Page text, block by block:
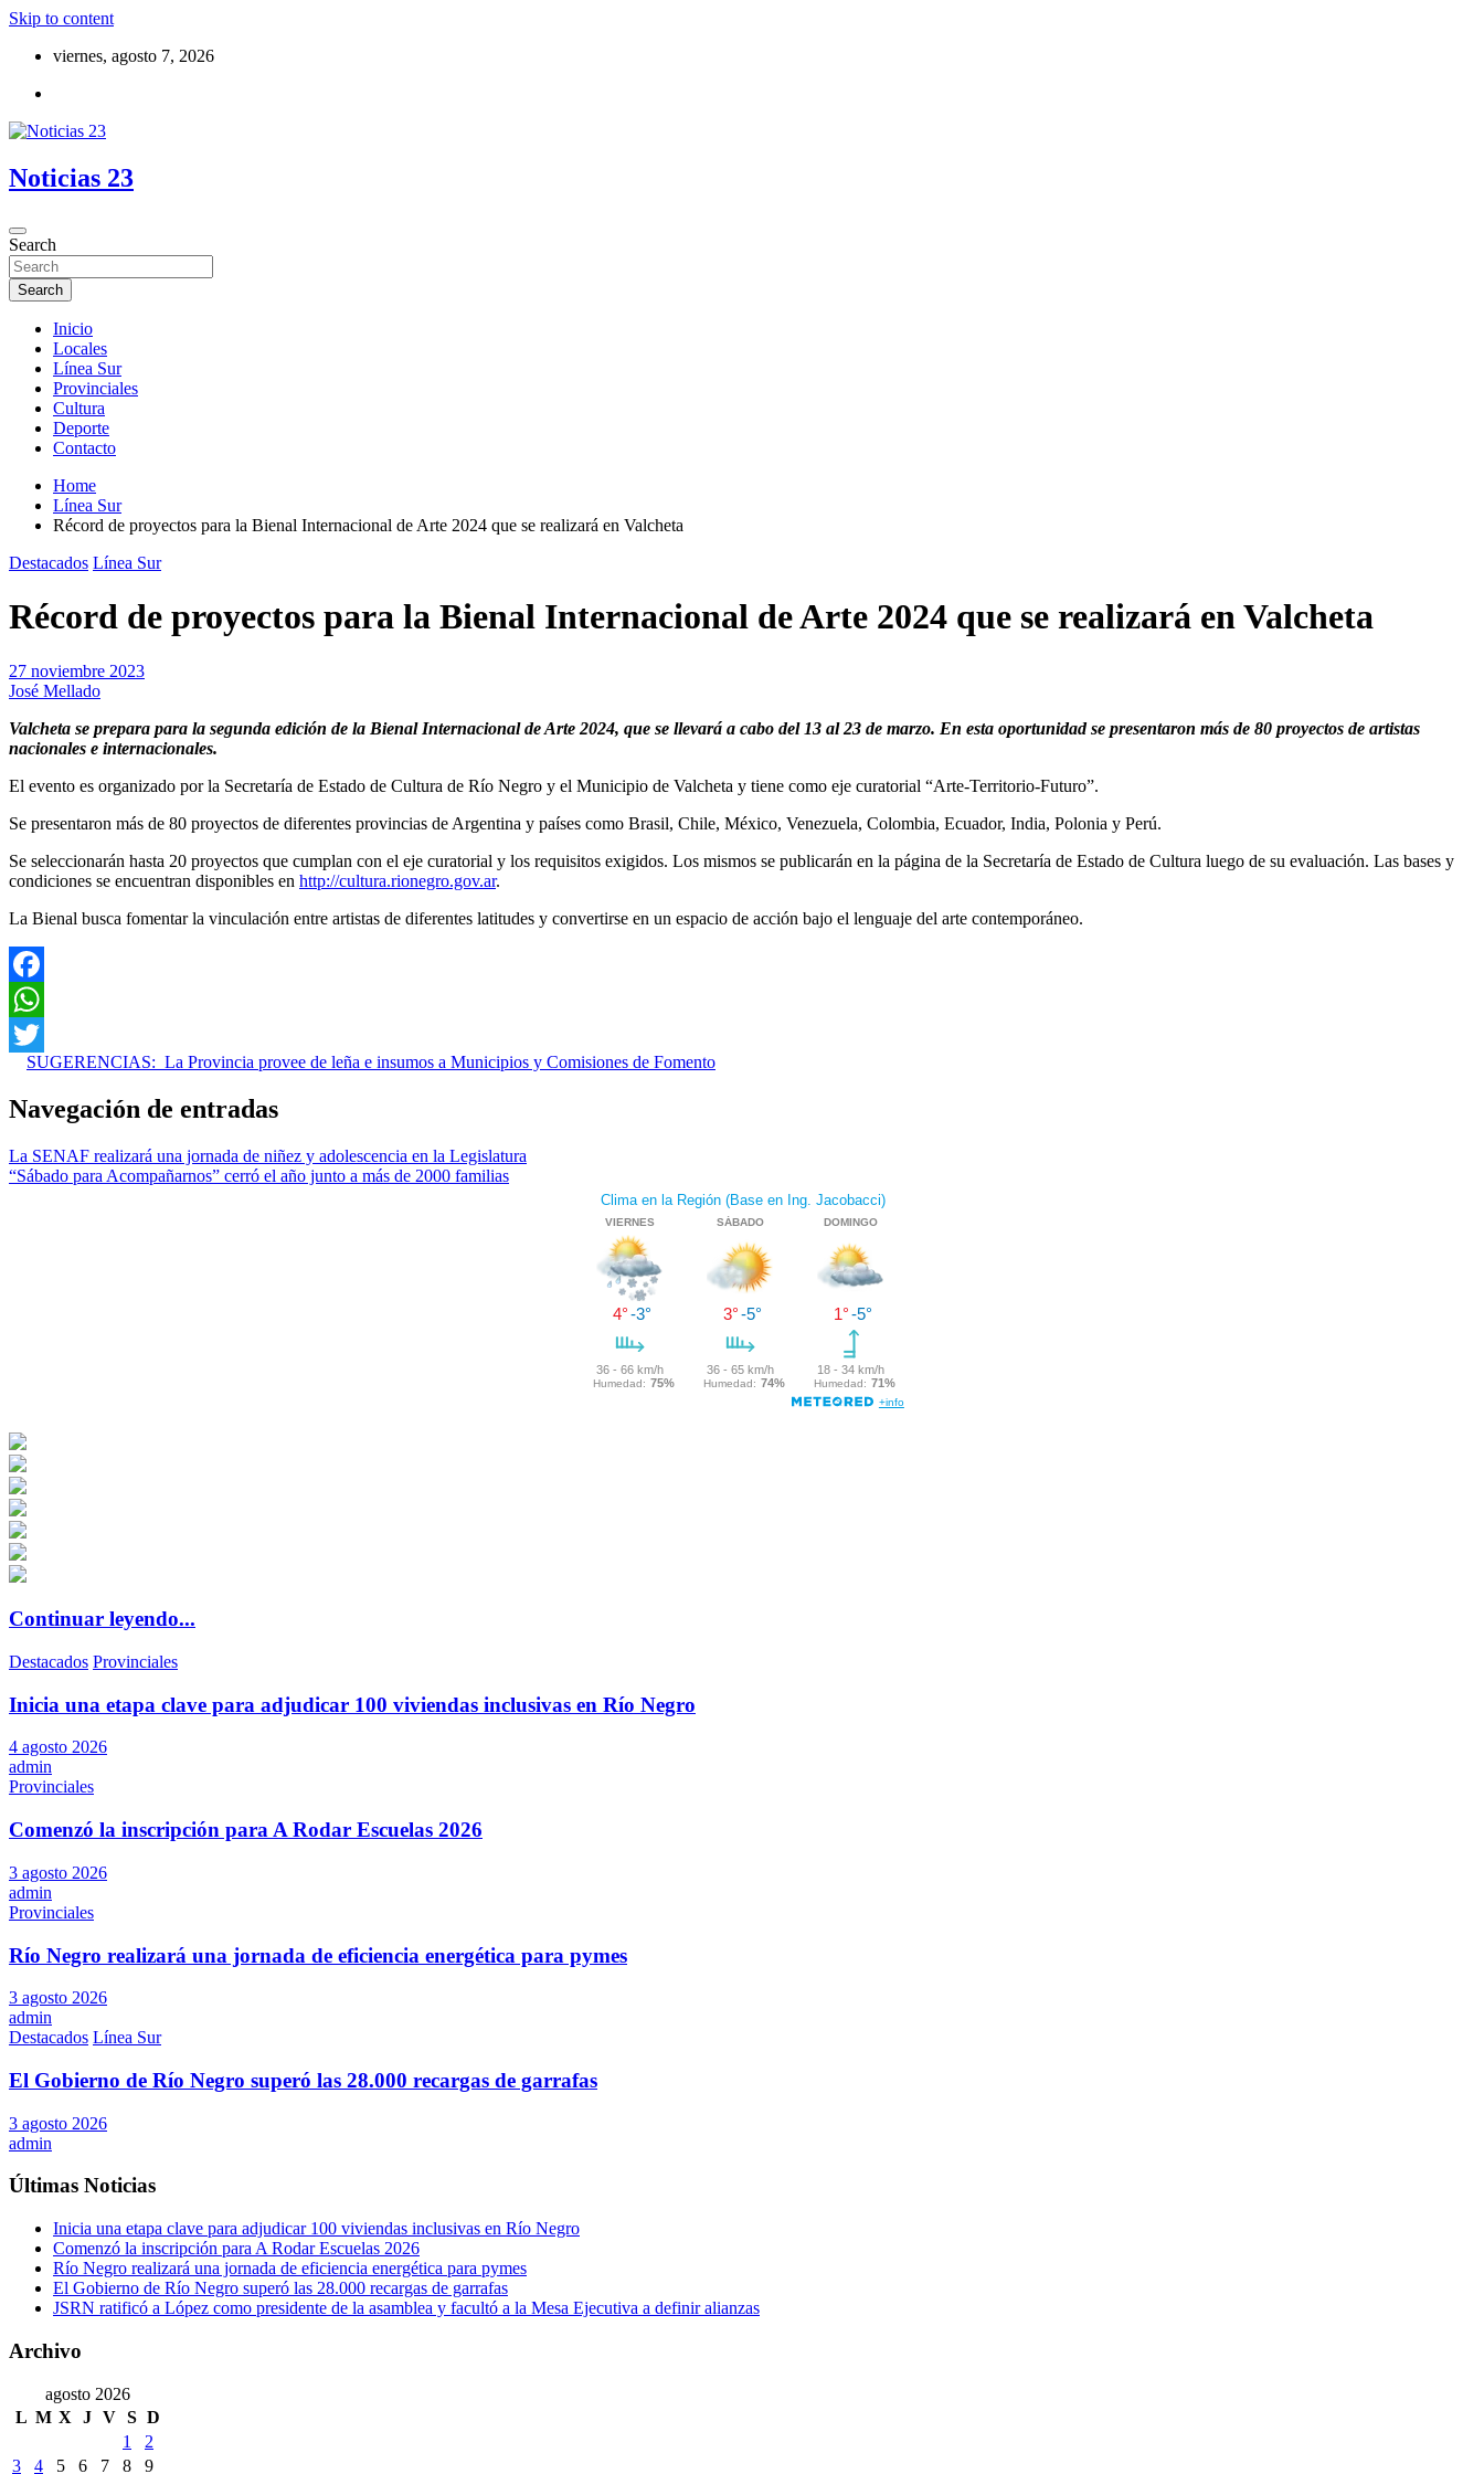
Skip to content
viernes, agosto 7, 2026
Noticias 23
Search
Search
Inicio
Locales
Línea Sur
Provinciales
Cultura
Deporte
Contacto
Home
Línea Sur
Récord de proyectos para la Bienal Internacional de Arte 2024 que se realizará en Valcheta
Destacados Línea Sur
Récord de proyectos para la Bienal Internacional de Arte 2024 que se realizará en Valcheta
27 noviembre 2023
José Mellado
Valcheta se prepara para la segunda edición de la Bienal Internacional de Arte 2024, que se llevará a cabo del 13 al 23 de marzo. En esta oportunidad se presentaron más de 80 proyectos de artistas
nacionales e internacionales.
El evento es organizado por la Secretaría de Estado de Cultura de Río Negro y el Municipio de Valcheta y tiene como eje curatorial “Arte-Territorio-Futuro”.
Se presentaron más de 80 proyectos de diferentes provincias de Argentina y países como Brasil, Chile, México, Venezuela, Colombia, Ecuador, India, Polonia y Perú.
Se seleccionarán hasta 20 proyectos que cumplan con el eje curatorial y los requisitos exigidos. Los mismos se publicarán en la página de la Secretaría de Estado de Cultura luego de su evaluación. Las bases y
condiciones se encuentran disponibles en http://cultura.rionegro.gov.ar.
La Bienal busca fomentar la vinculación entre artistas de diferentes latitudes y convertirse en un espacio de acción bajo el lenguaje del arte contemporáneo.
Facebook
WhatsApp
Twitter
SUGERENCIAS: La Provincia provee de leña e insumos a Municipios y Comisiones de Fomento
Navegación de entradas
La SENAF realizará una jornada de niñez y adolescencia en la Legislatura
“Sábado para Acompañarnos” cerró el año junto a más de 2000 familias
Continuar leyendo...
Destacados Provinciales
Inicia una etapa clave para adjudicar 100 viviendas inclusivas en Río Negro
4 agosto 2026
admin
Provinciales
Comenzó la inscripción para A Rodar Escuelas 2026
3 agosto 2026
admin
Provinciales
Río Negro realizará una jornada de eficiencia energética para pymes
3 agosto 2026
admin
Destacados Línea Sur
El Gobierno de Río Negro superó las 28.000 recargas de garrafas
3 agosto 2026
admin
Últimas Noticias
Inicia una etapa clave para adjudicar 100 viviendas inclusivas en Río Negro
Comenzó la inscripción para A Rodar Escuelas 2026
Río Negro realizará una jornada de eficiencia energética para pymes
El Gobierno de Río Negro superó las 28.000 recargas de garrafas
JSRN ratificó a López como presidente de la asamblea y facultó a la Mesa Ejecutiva a definir alianzas
Archivo
agosto 2026
L M X J V S D
1
2
3
4 5 6 7 8 9